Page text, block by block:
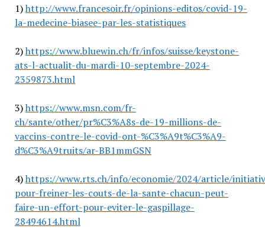
1)http://www.francesoir.fr/opinions-editos/covid-19-
la-medecine-biasee-par-les-statistiques
2)https://www.bluewin.ch/fr/infos/suisse/keystone-
ats-l-actualit-du-mardi-10-septembre-2024-
2359873.html
3)https://www.msn.com/fr-
ch/sante/other/pr%C3%A8s-de-19-millions-de-
vaccins-contre-le-covid-ont-%C3%A9t%C3%A9-
d%C3%A9truits/ar-BB1mmGSN
4)https://www.rts.ch/info/economie/2024/article/
pour-freiner-les-couts-de-la-sante-chacun-peut-
faire-un-effort-pour-eviter-le-gaspillage-
28494614.html